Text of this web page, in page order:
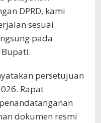
DPRD, kami
sesuai
pada
Bupati.
persetujuan
Rapat
dokumen resmi